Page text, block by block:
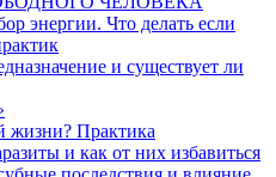
энергии. Что делать если
и существует ли
жизни? Практика
и как от них избавиться